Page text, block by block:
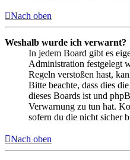
Nach oben
Weshalb wurde ich verwarnt?
In jedem Board gibt es
Administration festgelegt
Regeln verstoßen hast,
Bitte beachte, dass dies
dieses Boards ist und
Verwarnung zu tun hat.
sofern du die nicht sicher
Nach oben